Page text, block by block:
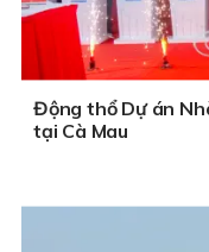
Động thổ Dự án
tại Cà Mau